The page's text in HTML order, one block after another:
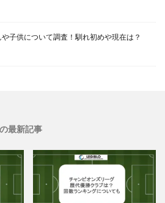
子供について調査！馴れ初めや現在は？
最新記事